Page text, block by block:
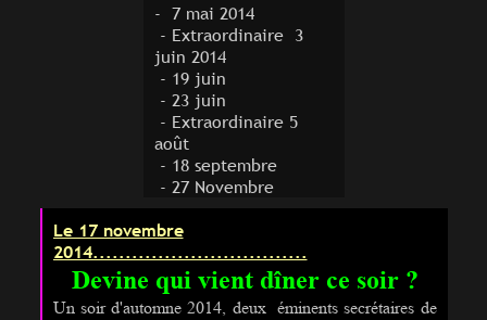
- 7 mai 2014
- Extraordinaire 3
juin 2014
- 19 juin
- 23 juin
- Extraordinaire 5
août
- 18 septembre
- 27 Novembre
Le 17 novembre
2014.................................
Devine qui vient dîner ce soir ?
Un soir d'automne 2014, deux éminents secrétaires de